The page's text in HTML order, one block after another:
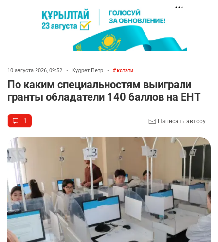
10 августа 2026, 09:52 • Кудрет Петр • кстати
По каким специальностям выиграли
гранты обладатели 140 баллов на ЕНТ
1 Написать автору